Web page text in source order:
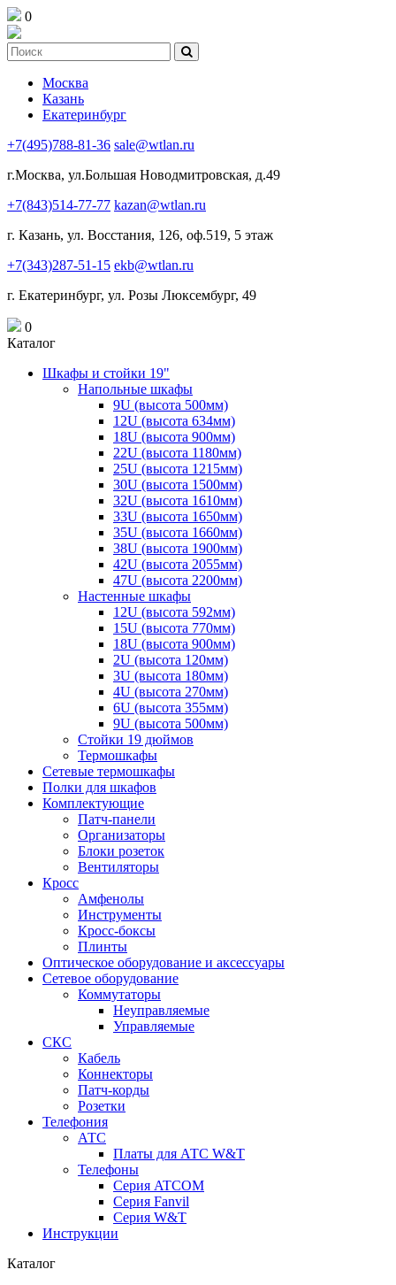
0
Москва
Казань
Екатеринбург
+7(495)788-81-36 sale@wtlan.ru
г.Москва, ул.Большая Новодмитровская, д.49
+7(843)514-77-77 kazan@wtlan.ru
г. Казань, ул. Восстания, 126, оф.519, 5 этаж
+7(343)287-51-15 ekb@wtlan.ru
г. Екатеринбург, ул. Розы Люксембург, 49
0
Каталог
Шкафы и стойки 19"
Напольные шкафы
9U (высота 500мм)
12U (высота 634мм)
18U (высота 900мм)
22U (высота 1180мм)
25U (высота 1215мм)
30U (высота 1500мм)
32U (высота 1610мм)
33U (высота 1650мм)
35U (высота 1660мм)
38U (высота 1900мм)
42U (высота 2055мм)
47U (высота 2200мм)
Настенные шкафы
12U (высота 592мм)
15U (высота 770мм)
18U (высота 900мм)
2U (высота 120мм)
3U (высота 180мм)
4U (высота 270мм)
6U (высота 355мм)
9U (высота 500мм)
Стойки 19 дюймов
Термошкафы
Сетевые термошкафы
Полки для шкафов
Комплектующие
Патч-панели
Организаторы
Блоки розеток
Вентиляторы
Кросс
Амфенолы
Инструменты
Кросс-боксы
Плинты
Оптическое оборудование и аксессуары
Сетевое оборудование
Коммутаторы
Неуправляемые
Управляемые
СКС
Кабель
Коннекторы
Патч-корды
Розетки
Телефония
АТС
Платы для АТС W&T
Телефоны
Серия ATCOM
Серия Fanvil
Серия W&T
Инструкции
Каталог